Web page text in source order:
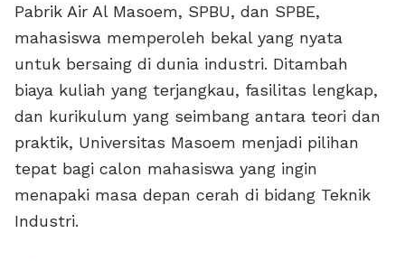
Pabrik Air Al Masoem, SPBU, dan SPBE,
mahasiswa memperoleh bekal yang nyata
untuk bersaing di dunia industri. Ditambah
biaya kuliah yang terjangkau, fasilitas lengkap,
dan kurikulum yang seimbang antara teori dan
praktik, Universitas Masoem menjadi pilihan
tepat bagi calon mahasiswa yang ingin
menapaki masa depan cerah di bidang Teknik
Industri.